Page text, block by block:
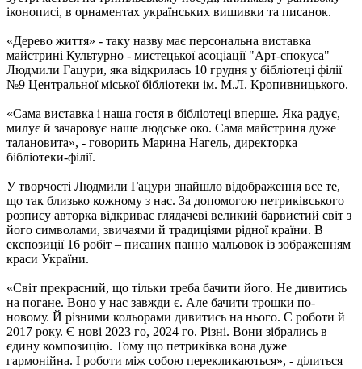
іконописі, в орнаментах українських вишивки та писанок.
«Дерево життя» - таку назву має персональна виставка
майстрині Культурно - мистецької асоціації "Арт-спокуса"
Людмили Гацури, яка відкрилась 10 грудня у бібліотеці філії
№9 Центральної міської бібліотеки ім. М.Л. Кропивницького.
«Сама виставка і наша гостя в бібліотеці вперше. Яка радує,
милує й зачаровує наше людське око. Сама майстриня дуже
талановита», - говорить Марина Нагель, директорка
бібліотеки-філії.
У творчості Людмили Гацури знайшло відображення все те,
що так близько кожному з нас. За допомогою петриківського
розпису авторка відкриває глядачеві великий барвистий світ з
його символами, звичаями й традиціями рідної країни. В
експозиції 16 робіт – писаних панно мальовок із зображенням
краси України.
«Світ прекрасний, що тільки треба бачити його. Не дивитись
на погане. Воно у нас завжди є. Але бачити трошки по-
новому. Й різними кольорами дивитись на нього. Є роботи й
2017 року. Є нові 2023 го, 2024 го. Різні. Вони зібрались в
єдину композицію. Тому що петриківка вона дуже
гармонійна. І роботи між собою перекликаються», - ділиться